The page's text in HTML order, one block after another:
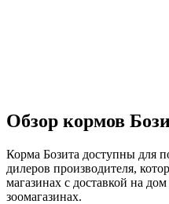
Обзор кормов
Корма Бозита доступны для
дилеров производителя,
магазинах с доставкой на
зоомагазинах.